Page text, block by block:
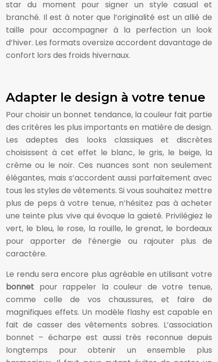
star du moment pour signer un style casual et
branché. Il est à noter que l’originalité est un allié de
taille pour accompagner à la perfection un look
d’hiver. Les formats oversize accordent davantage de
confort lors des froids hivernaux.
Adapter le design à votre tenue
Pour choisir un bonnet tendance, la couleur fait partie
des critères les plus importants en matière de design.
Les adeptes des looks classiques et discrètes
choisissent à cet effet le blanc, le gris, le beige, la
crème ou le noir. Ces nuances sont non seulement
élégantes, mais s’accordent aussi parfaitement avec
tous les styles de vêtements. Si vous souhaitez mettre
plus de peps à votre tenue, n’hésitez pas à acheter
une teinte plus vive qui évoque la gaieté. Privilégiez le
vert, le bleu, le rose, la rouille, le grenat, le bordeaux
pour apporter de l’énergie ou rajouter plus de
caractère.
Le rendu sera encore plus agréable en utilisant votre
bonnet pour rappeler la couleur de votre tenue,
comme celle de vos chaussures, et faire de
magnifiques effets. Un modèle flashy est capable en
fait de casser des vêtements sobres. L’association
bonnet – écharpe est aussi très reconnue depuis
longtemps pour obtenir un ensemble plus